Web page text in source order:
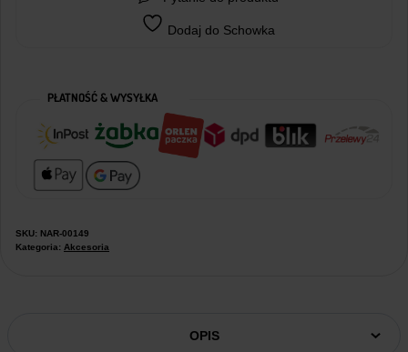
Dodaj do Schowka
PŁATNOŚĆ & WYSYŁKA
SKU: NAR-00149
Kategoria: Akcesoria
OPIS